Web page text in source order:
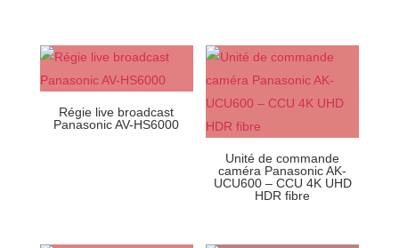
Régie live broadcast
Panasonic AV-HS6000
Unité de commande
caméra Panasonic AK-
UCU600 – CCU 4K UHD
HDR fibre